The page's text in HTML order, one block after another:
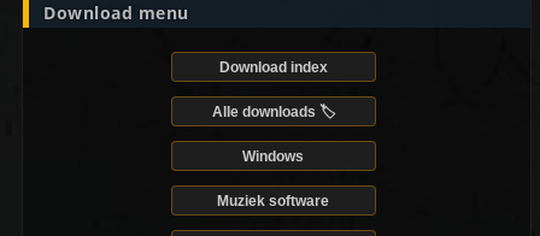
Download menu
Download index
Alle downloads 🏷️
Windows
Muziek software